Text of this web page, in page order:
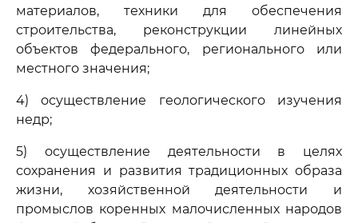
материалов, техники для обеспечения
строительства, реконструкции линейных
объектов федерального, регионального или
местного значения;
4) осуществление геологического изучения
недр;
5) осуществление деятельности в целях
сохранения и развития традиционных образа
жизни, хозяйственной деятельности и
промыслов коренных малочисленных народов